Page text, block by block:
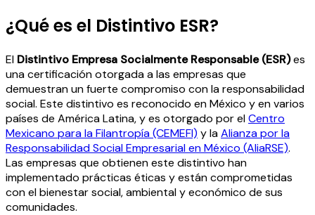
¿Qué es el Distintivo ESR?
El Distintivo Empresa Socialmente Responsable (ESR)es
una certificación otorgada a las empresas que
demuestran un fuerte compromiso con la responsabilidad
social. Este distintivo es reconocido en México y en varios
países de América Latina, y es otorgado por elCentro
Mexicano para la Filantropía (CEMEFI) y laAlianza por la
Responsabilidad Social Empresarial en México (AliaRSE).
Las empresas que obtienen este distintivo han
implementado prácticas éticas y están comprometidas
con el bienestar social, ambiental y económico de sus
comunidades.